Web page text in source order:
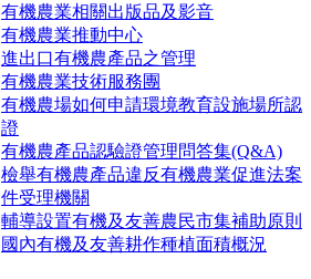
有機農業相關出版品及影音
有機農業推動中心
進出口有機農產品之管理
有機農業技術服務團
有機農場如何申請環境教育設施場所認
證
有機農產品認驗證管理問答集(Q&A)
檢舉有機農產品違反有機農業促進法案
件受理機關
輔導設置有機及友善農民市集補助原則
國內有機及友善耕作種植面積概況